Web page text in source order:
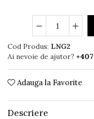
Cod Produs: LNG2
Ai nevoie de ajutor?
Adauga la Favorite
Descriere